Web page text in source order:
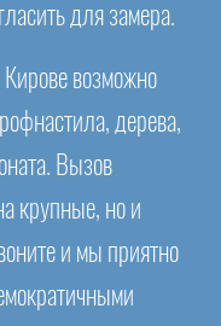
для замера.
возможно
дерева,
Вызов
крупные, но и
и мы приятно